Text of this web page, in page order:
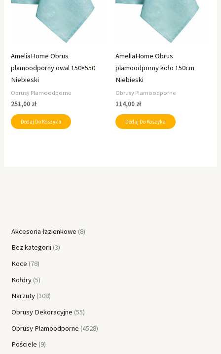
Akcesoria łazienkowe 8
Bez kategorii 3
Koce 78
Kołdry 5
Narzuty 108
Obrusy Dekoracyjne 55
Obrusy Plamoodporne 4528
Pościele 9
AmeliaHome Obrus
plamoodporny owal 150×550
Niebieski
Obrusy Plamoodporne
251,00 zł
Dodaj Do Koszyka
AmeliaHome Obrus
plamoodporny koło 150cm
Niebieski
Obrusy Plamoodporne
114,00 zł
Dodaj Do Koszyka